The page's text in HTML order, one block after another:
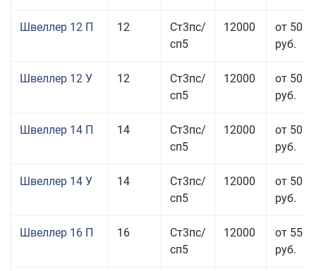
Швеллер 12 П 12
Ст3пс/
сп5
12000
от 50
руб.
Швеллер 12 У 12
Ст3пс/
сп5
12000
от 50
руб.
Швеллер 14 П 14
Ст3пс/
сп5
12000
от 50
руб.
Швеллер 14 У 14
Ст3пс/
сп5
12000
от 50
руб.
Швеллер 16 П 16
Ст3пс/
сп5
12000
от 55
руб.